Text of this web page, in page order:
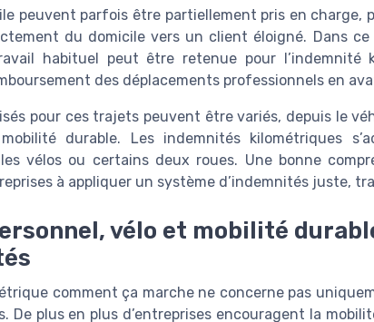
peuvent parfois être partiellement pris en charge,
du domicile vers un client éloigné. Dans
habituel peut être retenue pour l’indemnité
des déplacements professionnels en
pour ces trajets peuvent être variés, depuis le
durable. Les indemnités kilométriques
vélos ou certains deux roues. Une bonne
à appliquer un système d’indemnités juste,
vélo et mobilité
comment ça marche ne concerne pas
De plus en plus d’entreprises encouragent la